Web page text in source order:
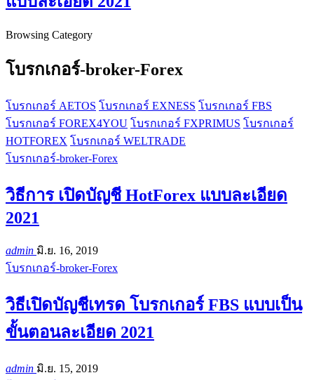
Browsing Category
โบรกเกอร์-broker-Forex
โบรกเกอร์ AETOS โบรกเกอร์ EXNESS โบรกเกอร์ FBS
โบรกเกอร์ FOREX4YOU โบรกเกอร์ FXPRIMUS โบรกเกอร์
HOTFOREX โบรกเกอร์ WELTRADE
โบรกเกอร์-broker-Forex
วิธีการ เปิดบัญชี HotForex แบบละเอียด
2021
admin มิ.ย. 16, 2019
โบรกเกอร์-broker-Forex
วิธีเปิดบัญชีเทรด โบรกเกอร์ FBS แบบเป็น
ขั้นตอนละเอียด 2021
admin มิ.ย. 15, 2019